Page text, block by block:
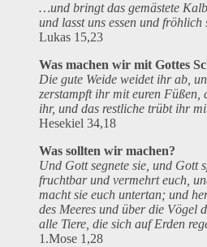
…und bringt das gemästete
und lasst uns essen und fröhlich
Lukas 15,23
Was machen wir mit Gottes
Die gute Weide weidet ihr ab,
zerstampft ihr mit euren Füßen,
ihr, und das restliche trübt ihr
Hesekiel 34,18
Was sollten wir machen?
Und Gott segnete sie, und Gott
fruchtbar und vermehrt euch,
macht sie euch untertan; und
des Meeres und über die Vögel
alle Tiere, die sich auf Erden
1.Mose 1,28